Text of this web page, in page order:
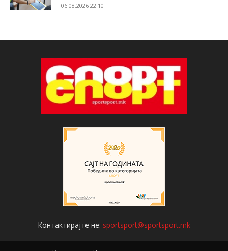
06.08.2026 22:10
Контактирајте не: sportsport@sportsport.mk